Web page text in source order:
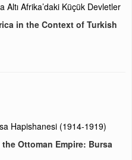
Altı Afrika’daki Küçük Devletler
in the Context of Turkish
Hapishanesi (1914-1919)
Ottoman Empire: Bursa